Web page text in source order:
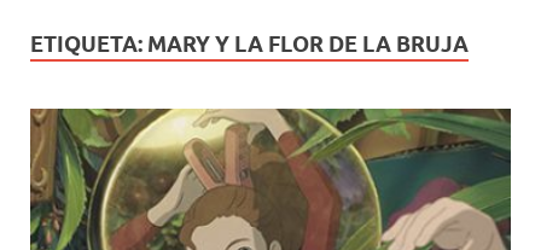
ETIQUETA: MARY Y LA FLOR DE LA BRUJA